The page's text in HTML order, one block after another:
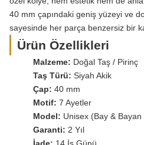
40 mm çapındaki geniş yüzeyi ve
sayesinde her parça benzersiz bir
Ürün Özellikleri
Malzeme: Doğal Taş / Pirinç
Taş Türü: Siyah Akik
Çap: 40 mm
Motif: 7 Ayetler
Model: Unisex (Bay &
Garanti: 2 Yıl